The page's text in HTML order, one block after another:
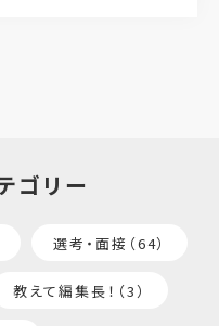
ゴリー
選考・面接（64）
教えて編集長！（3）